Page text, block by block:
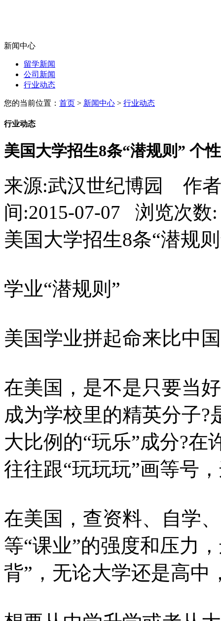
新闻中心
留学新闻
公司新闻
行业动态
您的当前位置： 首页 > 新闻中心 > 行业动态
行业动态
美国大学招生8条“潜规则” 个
来源:武汉世纪博园 作
间:2015-07-07 浏览次数:
美国大学招生8条“潜规
学业“潜规则”
美国学业拼起命来比中
在美国，是不是只要当
成为学校里的精英分子
大比例的“玩乐”成分?
往往跟“玩玩玩”画等号
在美国，查资料、自学
等“课业”的强度和压力
背”，无论大学还是高中